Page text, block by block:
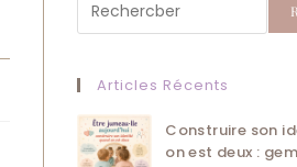
Articles Récents
Construire son
on est deux :